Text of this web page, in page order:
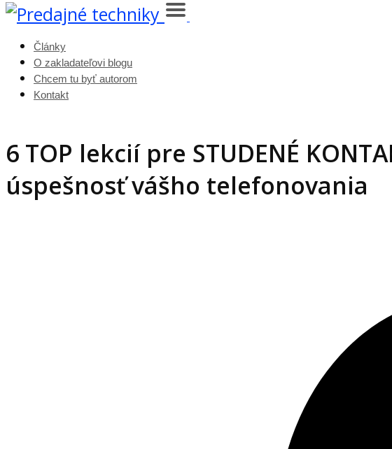
Články
O zakladateľovi blogu
Chcem tu byť autorom
Kontakt
6 TOP lekcií pre STUDENÉ
úspešnosť vášho telefonovania